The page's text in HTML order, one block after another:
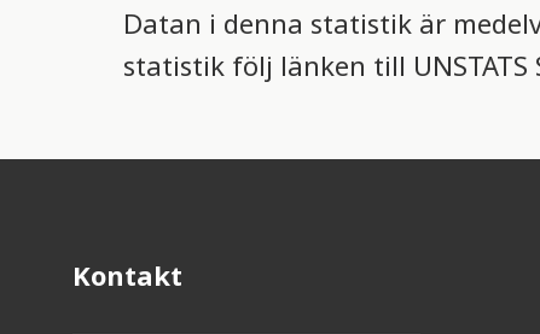
Datan i denna statistik är
statistik följ länken till UNSTATS
Kontakt